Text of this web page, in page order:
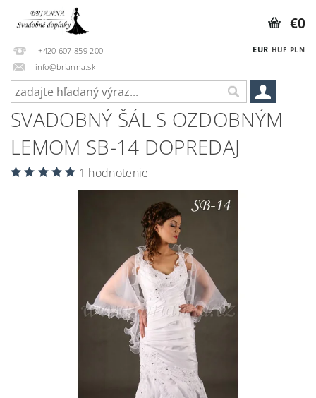
+420 607 859 200
info@brianna.sk
EUR HUF PLN
€0
SVADOBNÝ ŠÁL S OZDOBNÝM
LEMOM SB-14 DOPREDAJ
1 hodnotenie